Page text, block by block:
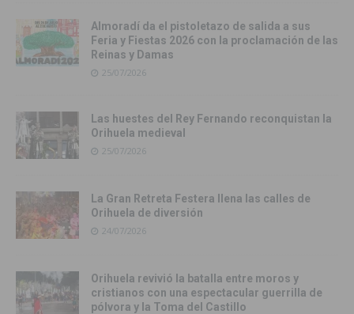
Almoradí da el pistoletazo de salida a sus
Feria y Fiestas 2026 con la proclamación de las
Reinas y Damas
25/07/2026
Las huestes del Rey Fernando reconquistan la
Orihuela medieval
25/07/2026
La Gran Retreta Festera llena las calles de
Orihuela de diversión
24/07/2026
Orihuela revivió la batalla entre moros y
cristianos con una espectacular guerrilla de
pólvora y la Toma del Castillo